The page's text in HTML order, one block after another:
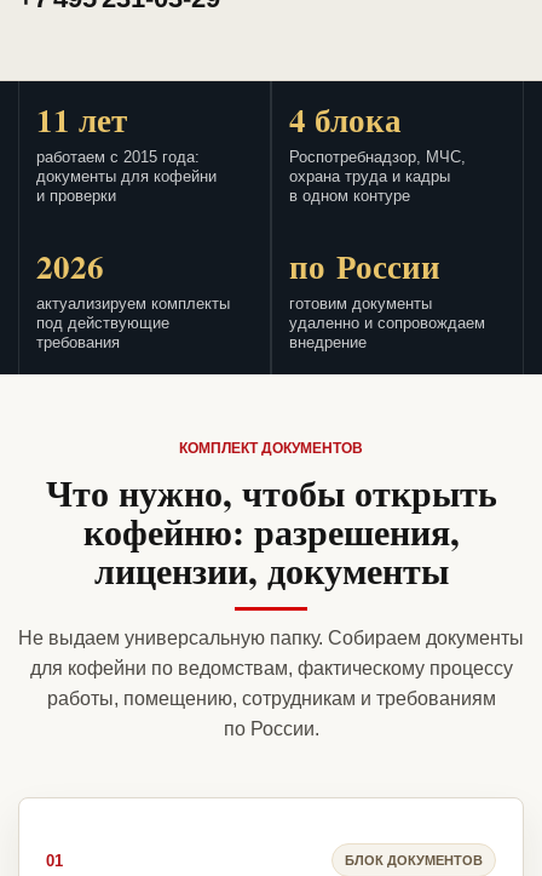
11 лет
работаем с 2015 года:
документы для кофейни
и проверки
4 блока
Роспотребнадзор, МЧС,
охрана труда и кадры
в одном контуре
2026
актуализируем комплекты
под действующие
требования
по России
готовим документы
удаленно и сопровождаем
внедрение
КОМПЛЕКТ ДОКУМЕНТОВ
Что нужно, чтобы открыть
кофейню: разрешения,
лицензии, документы
Не выдаем универсальную папку. Собираем документы
для кофейни по ведомствам, фактическому процессу
работы, помещению, сотрудникам и требованиям
по России.
01 БЛОК ДОКУМЕНТОВ